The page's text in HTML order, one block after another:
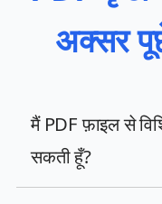
अक्सर
मैं PDF फ़ाइल से
सकती हूँ?